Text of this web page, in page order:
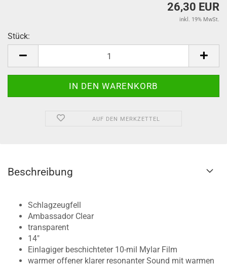
26,30 EUR
inkl. 19% MwSt.
Stück:
AUF DEN MERKZETTEL
Beschreibung
Schlagzeugfell
Ambassador Clear
transparent
14"
Einlagiger beschichteter 10-mil Mylar Film
warmer offener klarer resonanter Sound mit warmen